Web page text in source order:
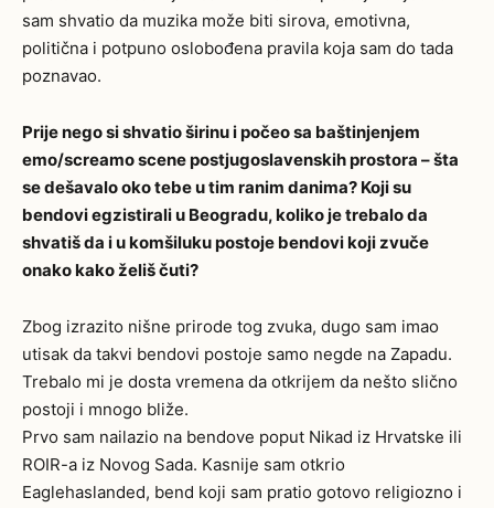
sam shvatio da muzika može biti sirova, emotivna,
politična i potpuno oslobođena pravila koja sam do tada
poznavao.
Prije nego si shvatio širinu i počeo sa baštinjenjem
emo/screamo scene postjugoslavenskih prostora – šta
se dešavalo oko tebe u tim ranim danima? Koji su
bendovi egzistirali u Beogradu, koliko je trebalo da
shvatiš da i u komšiluku postoje bendovi koji zvuče
onako kako želiš čuti?
Zbog izrazito nišne prirode tog zvuka, dugo sam imao
utisak da takvi bendovi postoje samo negde na Zapadu.
Trebalo mi je dosta vremena da otkrijem da nešto slično
postoji i mnogo bliže.
Prvo sam nailazio na bendove poput Nikad iz Hrvatske ili
ROIR-a iz Novog Sada. Kasnije sam otkrio
Eaglehaslanded, bend koji sam pratio gotovo religiozno i